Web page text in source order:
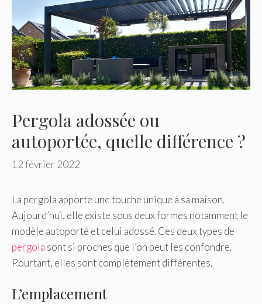
Pergola adossée ou
autoportée, quelle différence ?
12 février 2022
La pergola apporte une touche unique à sa maison.
Aujourd’hui, elle existe sous deux formes notamment le
modèle autoporté et celui adossé. Ces deux types de
pergola sont si proches que l’on peut les confondre.
Pourtant, elles sont complètement différentes.
L’emplacement